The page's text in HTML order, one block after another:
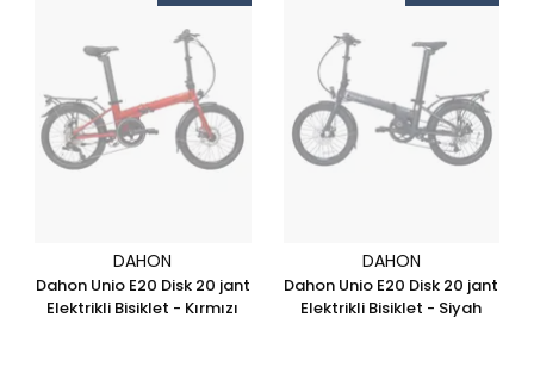
DAHON
Dahon Unio E20 Disk 20 jant
Elektrikli Bisiklet - Kırmızı
DAHON
Dahon Unio E20 Disk 20 jant
Elektrikli Bisiklet - Siyah